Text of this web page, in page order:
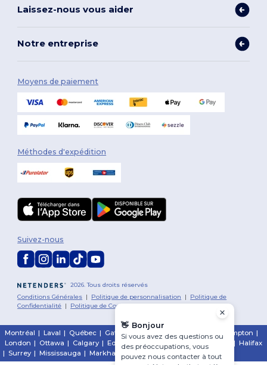
Laissez-nous vous aider
Notre entreprise
Moyens de paiement
Méthodes d'expédition
2026. Tous droits réservés
Conditions Générales | Politique de personnalisation | Politique de
Confidentialité | Politique de Cookies|Plan du Site
Suivez-nous
Montréal | Laval | Québec | Gatineau Hamilton Toronto Brampton |
London | Ottawa | Calgary | Edmonton | Vancouver | Halifax
| Surrey | Mississauga | Markham
👋 Bonjour
Si vous avez des questions ou
des préoccupations, vous
pouvez nous contacter à tout